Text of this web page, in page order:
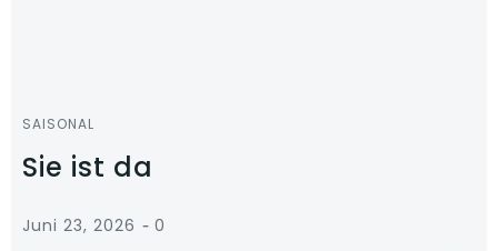
SAISONAL
Sie ist da
Juni 23, 2026 - 0